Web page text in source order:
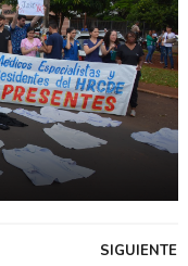
SIGUIENTE